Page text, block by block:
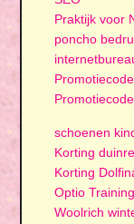
Praktijk voor
poncho
Promotiecode
Promotiecode
schoenen
Korting
Korting
Optio
Woolrich